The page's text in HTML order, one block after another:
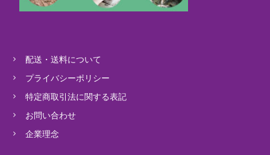
配送・送料について
プライバシーポリシー
特定商取引法に関する表記
お問い合わせ
企業理念